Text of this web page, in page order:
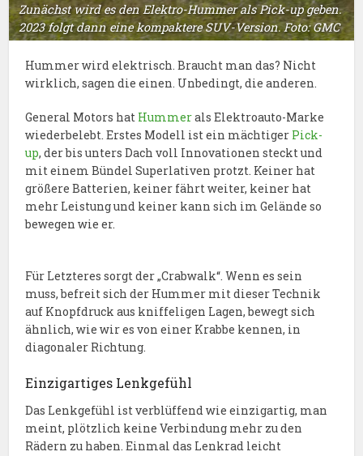
Zunächst wird es den Elektro-Hummer als Pick-up geben.
2023 folgt dann eine kompaktere SUV-Version. Foto: GMC
Hummer wird elektrisch. Braucht man das? Nicht
wirklich, sagen die einen. Unbedingt, die anderen.
General Motors hat Hummerals Elektroauto-Marke
wiederbelebt. Erstes Modell ist ein mächtiger Pick-
up, der bis unters Dach voll Innovationen steckt und
mit einem Bündel Superlativen protzt. Keiner hat
größere Batterien, keiner fährt weiter, keiner hat
mehr Leistung und keiner kann sich im Gelände so
bewegen wie er.
Für Letzteres sorgt der „Crabwalk“. Wenn es sein
muss, befreit sich der Hummer mit dieser Technik
auf Knopfdruck aus kniffeligen Lagen, bewegt sich
ähnlich, wie wir es von einer Krabbe kennen, in
diagonaler Richtung.
Einzigartiges Lenkgefühl
Das Lenkgefühl ist verblüffend wie einzigartig, man
meint, plötzlich keine Verbindung mehr zu den
Rädern zu haben. Einmal das Lenkrad leicht